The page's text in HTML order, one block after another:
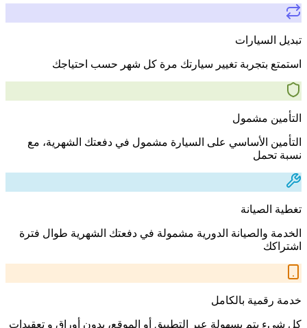
تبديل السيارات
استمتع بتجربة تغيير سيارتك مرة كل شهر حسب احتياجك
التأمين مشمول
التأمين الأساسي على السيارة مشمول في دفعتك الشهرية، مع
نسبة تحمل
تغطية الصيانة
الخدمة والصيانة الدورية مشمولة في دفعتك الشهرية طوال فترة
اشتراكك
خدمة رقمية بالكامل
كل شيء يتم بسهولة عبر التطبيق أو الموقع، بدون أوراق و تعقيدات